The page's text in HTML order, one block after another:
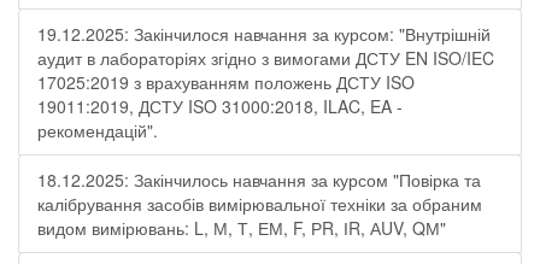
19.12.2025: Закінчилося навчання за курсом: "Внутрішній
аудит в лабораторіях згідно з вимогами ДСТУ EN ISO/IEC
17025:2019 з врахуванням положень ДСТУ ISO
19011:2019, ДСТУ ISO 31000:2018, ILAC, EA -
рекомендацій".
18.12.2025: Закінчилось навчання за курсом "Повірка та
калібрування засобів вимірювальної техніки за обраним
видом вимірювань: L, М, Т, ЕМ, F, РR, ІR, АUV, QМ"